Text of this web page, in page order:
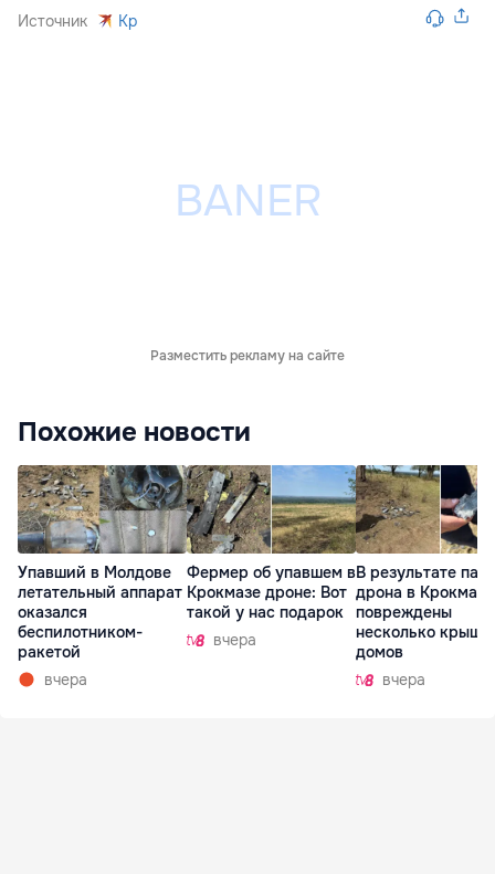
Источник Kp
Разместить рекламу на сайте
Похожие новости
Упавший в Молдове
летательный аппарат
оказался
беспилотником-
ракетой
вчера
Фермер об упавшем в
Крокмазе дроне: Вот
такой у нас подарок
вчера
В результате
дрона в Крокмазе
повреждены
несколько крыш
домов
вчера